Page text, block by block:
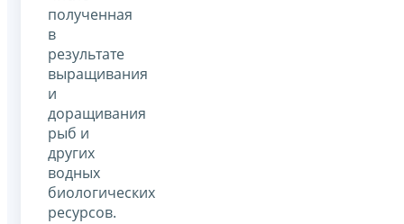
полученная
в
результате
выращивания
и
доращивания
рыб и
других
водных
биологических
ресурсов.